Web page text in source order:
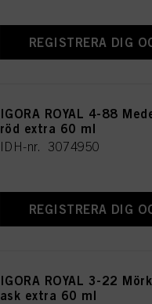
REGISTRERA DIG
IGORA ROYAL 4-88
röd extra 60 ml
IDH-nr. 3074950
REGISTRERA DIG
IGORA ROYAL 3-22
ask extra 60 ml